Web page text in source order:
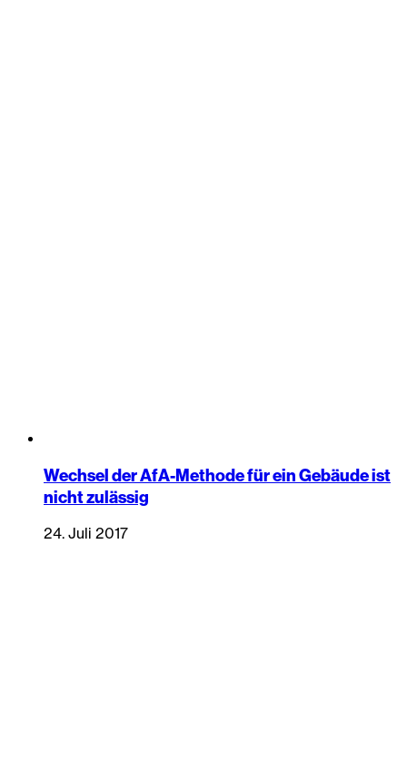
Wechsel der AfA-Methode für ein Gebäude ist
nicht zulässig
24. Juli 2017